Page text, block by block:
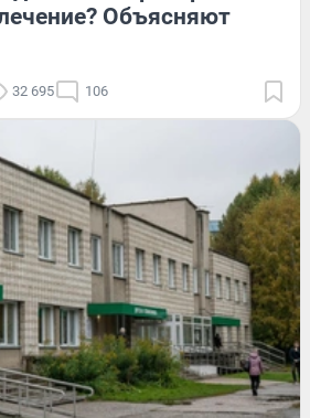
Объясняют
32 695 106